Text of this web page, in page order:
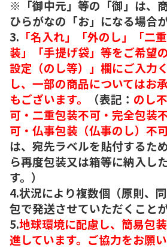
※「御中元」等の「御」は、
ひらがなの「お」になる場合
3. 「名入れ」「外のし」「二
装」「手提げ袋」等をご希望
設定（のし等）」欄にご入力
し、一部の商品についてはお
もございます。
（表記： のし
可・二重包装不可・完全包装
可・仏事包装（仏事のし）不可
は、宛先ラベルを貼付するた
ら再度包装又は箱等に納入し
す。）
4.状況により複数個（原則、
包で発送させていただくこと
5.地球環境に配慮し、簡易包
進しています。ご協力をお願い